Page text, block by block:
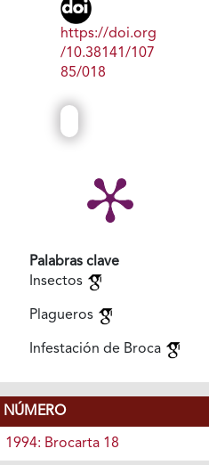
https://doi.org
/10.38141/107
85/018
Palabras clave
Insectos
Plagueros
Infestación de Broca
NÚMERO
1994: Brocarta 18